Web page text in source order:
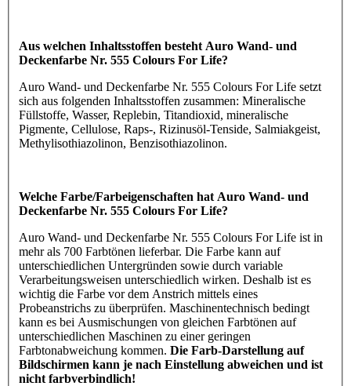
Aus welchen Inhaltsstoffen besteht Auro Wand- und
Deckenfarbe Nr. 555 Colours For Life?
Auro Wand- und Deckenfarbe Nr. 555 Colours For Life setzt
sich aus folgenden Inhaltsstoffen zusammen: Mineralische
Füllstoffe, Wasser, Replebin, Titandioxid, mineralische
Pigmente, Cellulose, Raps-, Rizinusöl-Tenside, Salmiakgeist,
Methylisothiazolinon, Benzisothiazolinon.
Welche Farbe/Farbeigenschaften hat Auro Wand- und
Deckenfarbe Nr. 555 Colours For Life?
Auro Wand- und Deckenfarbe Nr. 555 Colours For Life ist in
mehr als 700 Farbtönen lieferbar. Die Farbe kann auf
unterschiedlichen Untergründen sowie durch variable
Verarbeitungsweisen unterschiedlich wirken. Deshalb ist es
wichtig die Farbe vor dem Anstrich mittels eines
Probeanstrichs zu überprüfen. Maschinentechnisch bedingt
kann es bei Ausmischungen von gleichen Farbtönen auf
unterschiedlichen Maschinen zu einer geringen
Farbtonabweichung kommen. Die Farb-Darstellung auf
Bildschirmen kann je nach Einstellung abweichen und ist
nicht farbverbindlich!